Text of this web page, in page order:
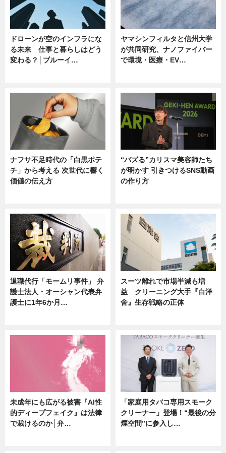
ドローンが空のインフラにな
る未来 仕事と暮らしはどう
変わる？│ブルーイ…
ヤマシンフィルタと信州大学
が共同研究、ナノファイバー
で環境・医療・EV…
ナフサ不足時代の「白黒ポテ
チ」から考える 次世代に響く
価値の伝え方
“バズる”カリスマ美容師たち
が明かす 引きつけるSNS動画
の作り方
退職代行「モームリ事件」 弁
護士法人・オーシャン代表弁
護士に1年6か月…
スーツ離れで市場半減も増
益 クリーニング大手『白洋
舍』生存戦略の正体
未成年にも広がる被害『AI性
的ディープフェイク』は法律
で裁けるのか│弁…
「家庭用タバコ専用スモーク
クリーナー」登場！“最後の分
煙空間”に参入し…